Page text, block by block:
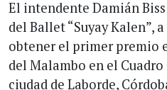
El intendente Damián
del Ballet “Suyay Kalen”,
obtener el primer premio
del Malambo en el
ciudad de Laborde,